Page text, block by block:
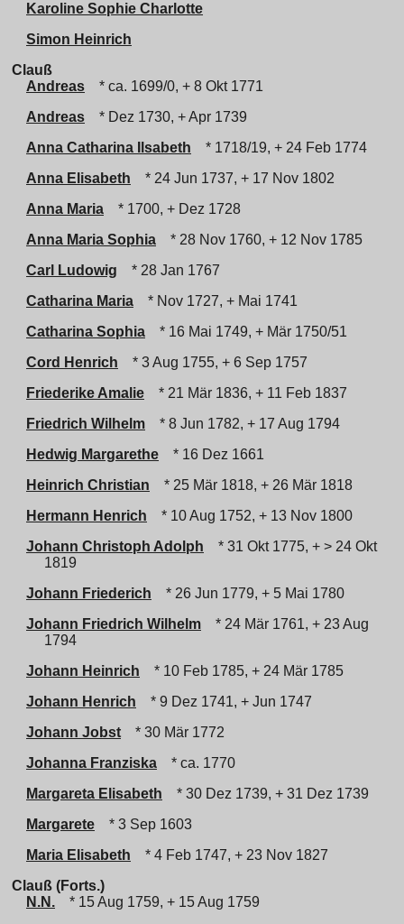
Karoline Sophie Charlotte
Simon Heinrich
Clauß
Andreas
* ca. 1699/0, + 8 Okt 1771
Andreas
* Dez 1730, + Apr 1739
Anna Catharina Ilsabeth
* 1718/19, + 24 Feb 1774
Anna Elisabeth
* 24 Jun 1737, + 17 Nov 1802
Anna Maria
* 1700, + Dez 1728
Anna Maria Sophia
* 28 Nov 1760, + 12 Nov 1785
Carl Ludowig
* 28 Jan 1767
Catharina Maria
* Nov 1727, + Mai 1741
Catharina Sophia
* 16 Mai 1749, + Mär 1750/51
Cord Henrich
* 3 Aug 1755, + 6 Sep 1757
Friederike Amalie
* 21 Mär 1836, + 11 Feb 1837
Friedrich Wilhelm
* 8 Jun 1782, + 17 Aug 1794
Hedwig Margarethe
* 16 Dez 1661
Heinrich Christian
* 25 Mär 1818, + 26 Mär 1818
Hermann Henrich
* 10 Aug 1752, + 13 Nov 1800
Johann Christoph Adolph
* 31 Okt 1775, + > 24 Okt
1819
Johann Friederich
* 26 Jun 1779, + 5 Mai 1780
Johann Friedrich Wilhelm
* 24 Mär 1761, + 23 Aug
1794
Johann Heinrich
* 10 Feb 1785, + 24 Mär 1785
Johann Henrich
* 9 Dez 1741, + Jun 1747
Johann Jobst
* 30 Mär 1772
Johanna Franziska
* ca. 1770
Margareta Elisabeth
* 30 Dez 1739, + 31 Dez 1739
Margarete
* 3 Sep 1603
Maria Elisabeth
* 4 Feb 1747, + 23 Nov 1827
Clauß (Forts.)
N.N.
* 15 Aug 1759, + 15 Aug 1759